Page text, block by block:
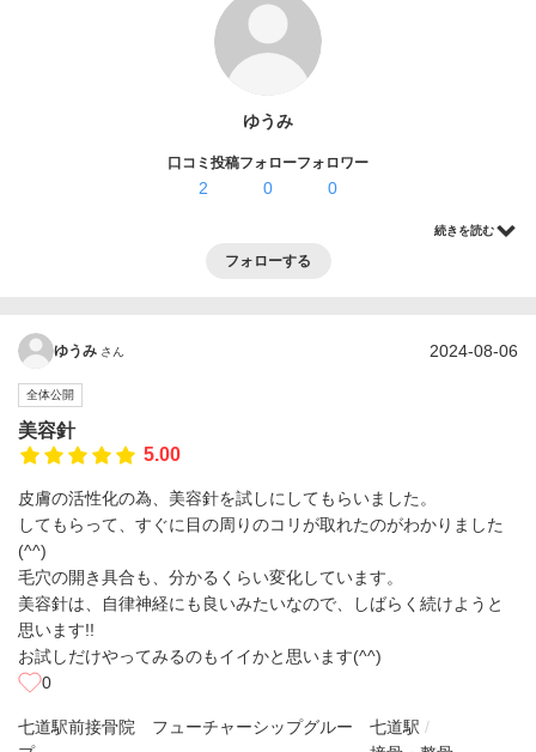
ゆうみ
口コミ投稿
2
フォロー
0
フォロワー
0
続きを読む
フォローする
ゆうみ さん 2024-08-06
全体公開
美容針
5.00
皮膚の活性化の為、美容針を試しにしてもらいました。
してもらって、すぐに目の周りのコリが取れたのがわかりました
(^^)
毛穴の開き具合も、分かるくらい変化しています。
美容針は、自律神経にも良いみたいなので、しばらく続けようと
思います!!
お試しだけやってみるのもイイかと思います(^^)
0
七道駅前接骨院 フューチャーシップグルー
七道駅